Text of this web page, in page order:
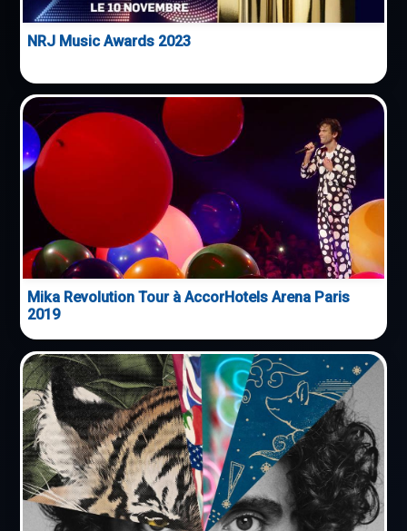
NRJ Music Awards 2023
Mika Revolution Tour à AccorHotels Arena Paris
2019